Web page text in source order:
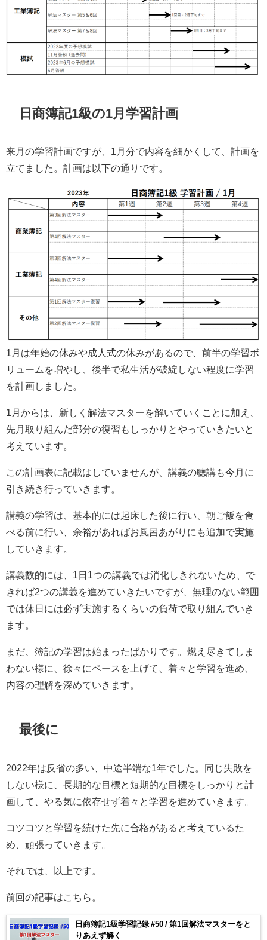
日商簿記1級の1月学習計画
来月の学習計画ですが、1月分で内容を細かくして、計画を
立てました。計画は以下の通りです。
1月は年始の休みや成人式の休みがあるので、前半の学習ボ
リュームを増やし、後半で私生活が破綻しない程度に学習
を計画しました。
1月からは、新しく解法マスターを解いていくことに加え、
先月取り組んだ部分の復習もしっかりとやっていきたいと
考えています。
この計画表に記載はしていませんが、講義の聴講も今月に
引き続き行っていきます。
講義の学習は、基本的には起床した後に行い、朝ご飯を食
べる前に行い、余裕があればお風呂あがりにも追加で実施
していきます。
講義数的には、1日1つの講義では消化しきれないため、で
きれば2つの講義を進めていきたいですが、無理のない範囲
では休日には必ず実施するくらいの負荷で取り組んでいき
ます。
まだ、簿記の学習は始まったばかりです。燃え尽きてしま
わない様に、徐々にペースを上げて、着々と学習を進め、
内容の理解を深めていきます。
最後に
2022年は反省の多い、中途半端な1年でした。同じ失敗を
しない様に、長期的な目標と短期的な目標をしっかりと計
画して、やる気に依存せず着々と学習を進めていきます。
コツコツと学習を続けた先に合格があると考えているた
め、頑張っていきます。
それでは、以上です。
前回の記事はこちら。
日商簿記1級学習記録 #50 / 第1回解法マスターをと
りあえず解く